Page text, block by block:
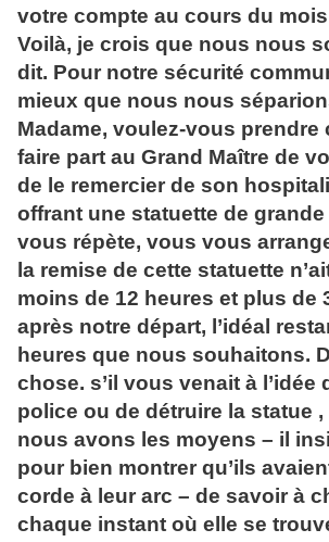
votre compte au cours du
Voilà, je crois que nous nous
dit. Pour notre sécurité
mieux que nous nous
Madame, voulez-vous prendre
faire part au Grand Maître de
de le remercier de son
offrant une statuette de grande
vous répète, vous vous
la remise de cette statuette
moins de 12 heures et plus de
après notre départ, l’idéal
heures que nous souhaitons.
chose. s’il vous venait à l’idée
police ou de détruire la statue
nous avons les moyens – il
pour bien montrer qu’ils
corde à leur arc – de savoir à
chaque instant où elle se